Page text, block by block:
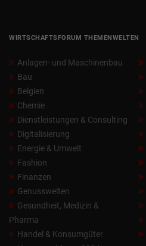
WIRTSCHAFTSFORUM THEMENWELTEN
Anlagen- und Maschinenbau
Bau
Belgien
Chemie
Dienstleistungen & Consulting
Digitalisierung
Energie & Umwelt
Fashion
Finanzen
Genusswelten
Gesundheit, Medizin &
Pharma
Handel & Konsumgüter